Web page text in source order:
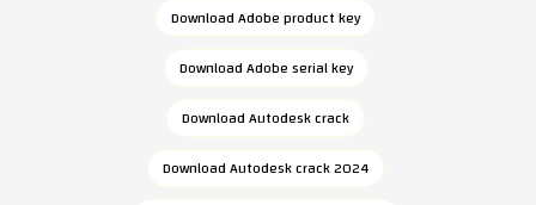
Download Adobe product key
Download Adobe serial key
Download Autodesk crack
Download Autodesk crack 2024